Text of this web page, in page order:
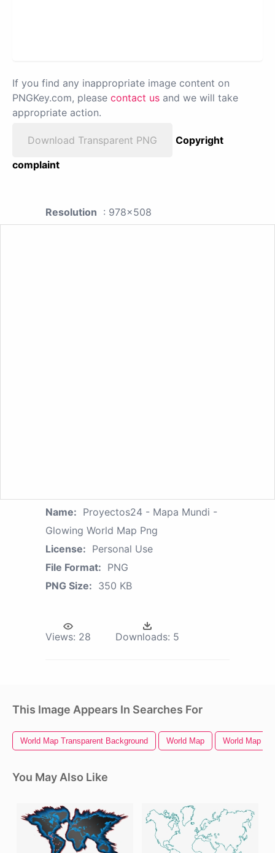
If you find any inappropriate image content on
PNGKey.com, please contact us and we will take
appropriate action.
Download Transparent PNG
Copyright
complaint
Resolution : 978x508
Name: Proyectos24 - Mapa Mundi -
Glowing World Map Png
License: Personal Use
File Format: PNG
PNG Size: 350 KB
Views: 28 Downloads: 5
This Image Appears In Searches For
World Map Transparent Background World Map World Map
You May Also Like